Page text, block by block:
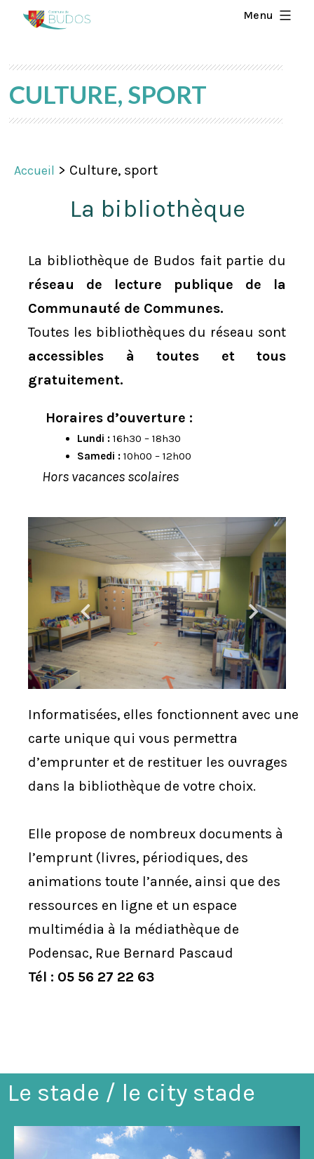
Menu
CULTURE, SPORT
Accueil > Culture, sport
La bibliothèque
La bibliothèque de Budos fait partie du
réseau de lecture publique de la
Communauté de Communes.
Toutes les bibliothèques du réseau sont
accessibles à toutes et tous
gratuitement.
Horaires d’ouverture :
Lundi : 16h30 – 18h30
Samedi : 10h00 – 12h00
Hors vacances scolaires
Informatisées, elles fonctionnent avec une
carte unique qui vous permettra
d’emprunter et de restituer les ouvrages
dans la bibliothèque de votre choix.
Elle propose de nombreux documents à
l’emprunt (livres, périodiques, des
animations toute l’année, ainsi que des
ressources en ligne et un espace
multimédia à la médiathèque de
Podensac, Rue Bernard Pascaud
Tél : 05 56 27 22 63
Le stade / le city stade
Nécessaires
Ces cookies ne
sont pas
facultatifs. Ils
sont
nécessaires au
fonctionnement
Statistiques
fonctionnalité
et la
site Web, en
fonction de